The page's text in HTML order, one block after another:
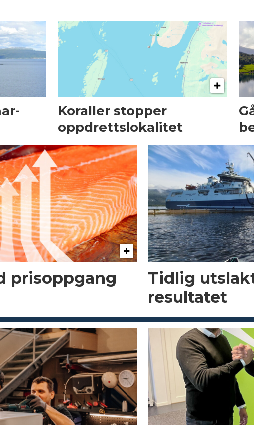
Koraller stopper
oppdrettslokalitet
prisoppgang
Tidlig
resultatet